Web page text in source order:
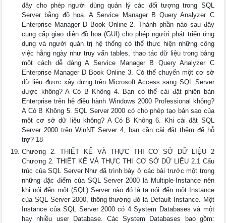
đây cho phép người dùng quản lý các đối tượng trong SQL
Server bằng đồ họa. A Service Manager B Query Analyzer C
Enterprise Manager D Book Online 2. Thành phần nào sau đây
cung cấp giao diện đồ họa (GUI) cho phép người phát triển ứng
dụng và người quản trị hệ thống có thể thực hiện những công
việc hằng ngày như truy vấn tables, thao tác dữ liệu trong bảng
một cách dễ dàng A Service Manager B Query Analyzer C
Enterprise Manager D Book Online 3. Có thể chuyển một cơ sở
dữ liệu được xây dựng trên Microsoft Access sang SQL Server
được không? A Có B Không 4. Bạn có thể cài đặt phiên bản
Enterprise trên hệ điều hành Windows 2000 Professional không?
A Có B Không 5. SQL Server 2000 có cho phép tạo bản sao của
một cơ sở dữ liệu không? A Có B Không 6. Khi cài đặt SQL
Server 2000 trên WinNT Server 4, bạn cần cài đặt thêm để hỗ
trợ? 18
Chương 2. THIẾT KẾ VÀ THỰC THI CƠ SỞ DỮ LIỆU 2
Chương 2. THIẾT KẾ VÀ THỰC THI CƠ SỞ DỮ LIỆU 2.1 Cấu
trúc của SQL Server Như đã trình bày ở các bài trước một trong
những đặc điểm của SQL Server 2000 là Multiple-Instance nên
khi nói đến một (SQL) Server nào đó là ta nói đến một Instance
của SQL Server 2000, thông thường đó là Default Instance. Một
Instance của SQL Server 2000 có 4 System Databases và một
hay nhiều user Database. Các System Databases bao gồm: